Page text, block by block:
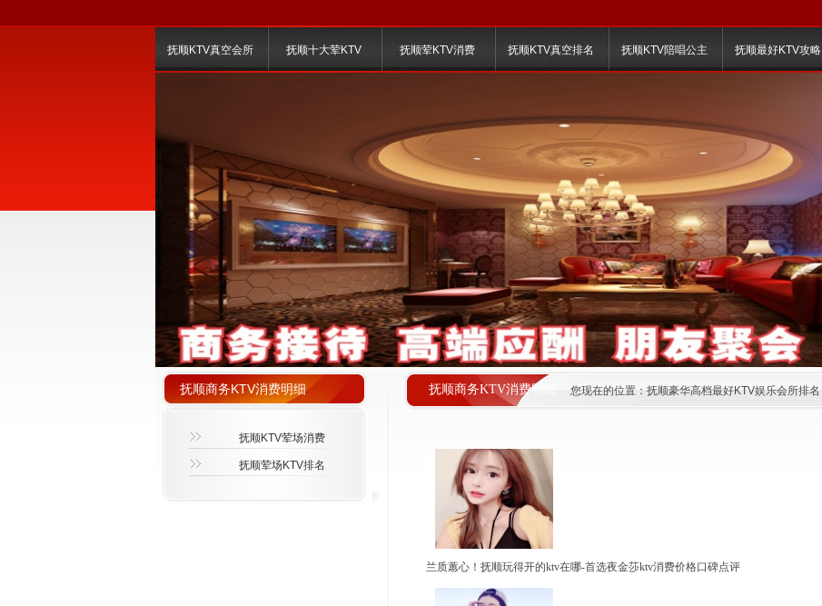
抚顺KTV真空会所 抚顺十大荤KTV 抚顺荤KTV消费 抚顺KTV真空排名 抚顺KTV陪唱公主 抚顺最好KTV攻略
抚顺商务KTV消费明细 您现在的位置： 抚顺豪华高档最好KTV娱乐会所排名
抚顺商务KTV消费明细
抚顺KTV荤场消费
抚顺荤场KTV排名
兰质蕙心！抚顺玩得开的ktv在哪-首选夜金莎ktv消费价格口碑点评